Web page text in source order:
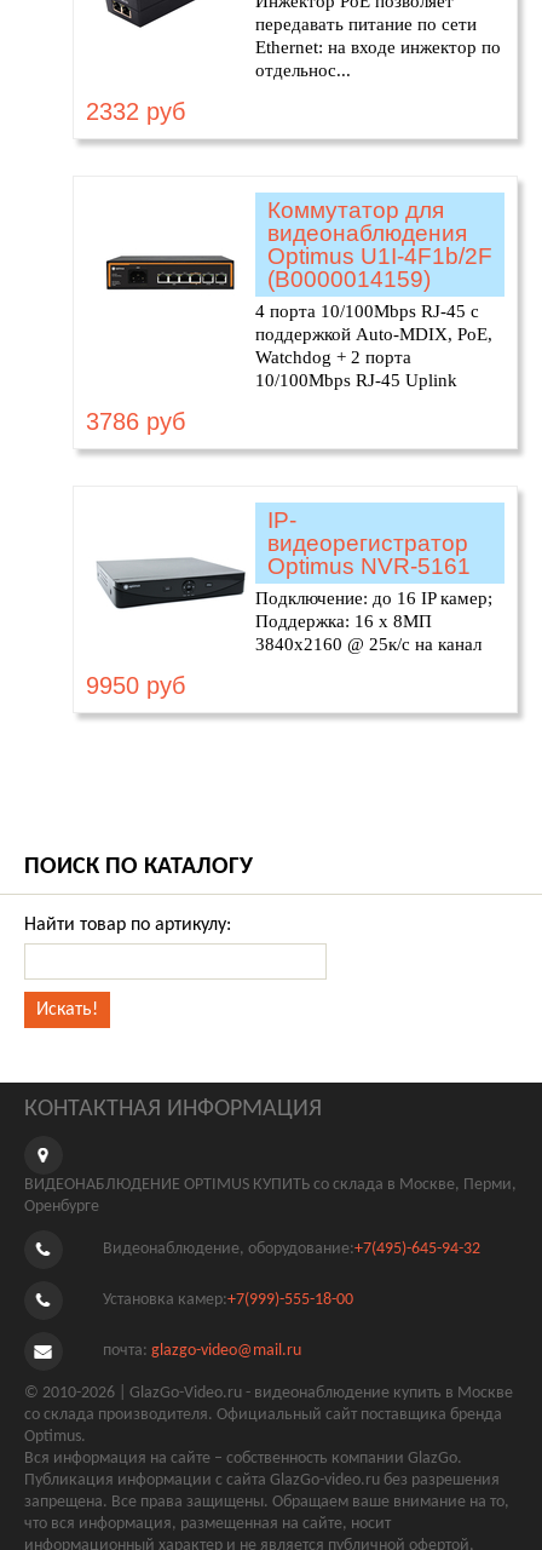
передавать питание по сети
Ethernet: на входе инжектор по
отдельнос...
2332 руб
Коммутатор для
видеонаблюдения
Optimus U1I-4F1b/2F
(В0000014159)
4 порта 10/100Mbps RJ-45 с
поддержкой Auto-MDIX, PoE,
Watchdog + 2 порта
10/100Mbps RJ-45 Uplink
3786 руб
IP-
видеорегистратор
Optimus NVR-5161
Подключение: до 16 IP камер;
Поддержка: 16 х 8МП
3840х2160 @ 25к/с на канал
9950 руб
ПОИСК ПО КАТАЛОГУ
Найти товар по артикулу:
КОНТАКТНАЯ ИНФОРМАЦИЯ
ВИДЕОНАБЛЮДЕНИЕ OPTIMUS КУПИТЬ со склада в Москве, Перми,
Оренбурге
Видеонаблюдение, оборудование:+7(495)-645-94-32
Установка камер:+7(999)-555-18-00
почта: glazgo-video@mail.ru
© 2010-2026 | GlazGo-Video.ru - видеонаблюдение купить в Москве
со склада производителя. Официальный сайт поставщика бренда
Optimus.
Вся информация на сайте – собственность компании GlazGo.
Публикация информации с сайта GlazGo-video.ru без разрешения
запрещена. Все права защищены. Обращаем ваше внимание на то,
что вся информация, размещенная на сайте, носит
информационный характер и не является публичной офертой,